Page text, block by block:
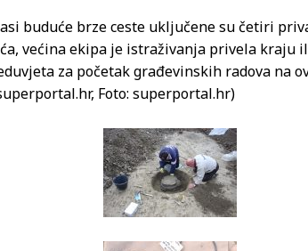
buduće brze ceste uključene su četiri
većina ekipa je istraživanja privela kraju
za početak građevinskih radova na
Foto: superportal.hr)